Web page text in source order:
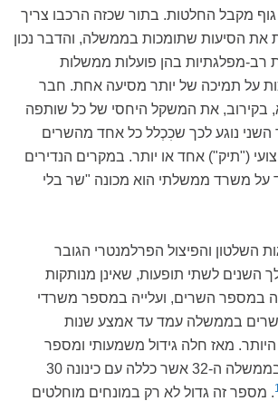
גוף מקבל החלטות. בתור שכזה הרכבו צריך
את הסיעות שתומכות בממשלה, והדבר נכון
רב-מפלגתיות בהן פועלות ממשלות
על תמיכה של יותר מסיעה אחת. חבר
בקירוב, את המשקל היחסי של כל שותפה
השני נוגע לכך שכׅכְלל כל אחד מהשרים
("תיק") אחד או יותר. במקרים הנדירים
על משרד ממשלתי הוא מכונה "שר בלי
השלטון והפיצול הפרלמנטרי הגובר
השנים לשתי תופעות, שאינן מנותקות
במספר השרים, ועלייה במספר משרדי
בממשלה עמד עד אמצע שנות
על 18 לכל היותר. מאז חלה גידול משמעותי ומספר
השרים הגיע לשיא בממשלה ה-32 אשר כללה עם כינונה 30
1
. מספר זה גדול לא רק במונחים מוחלטים